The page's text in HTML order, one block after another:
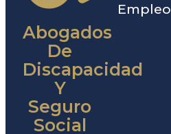
Abogados
De
Discapacidad
Y
Seguro
Social
Empleo